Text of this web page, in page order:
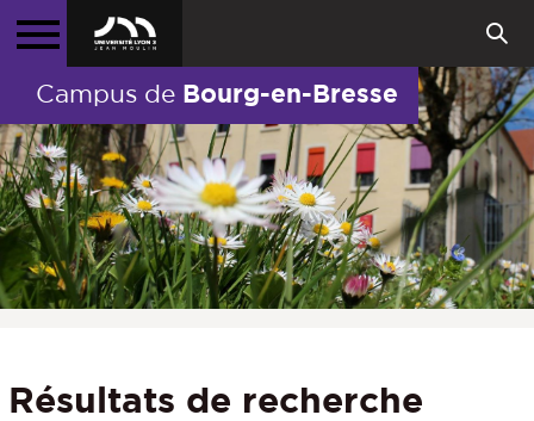
Campus de Bourg-en-Bresse
Résultats de recherche